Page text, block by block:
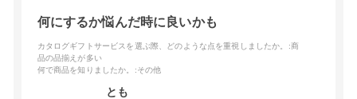
何にするか悩んだ時に良いかも
カタログギフトサービスを選ぶ際、どのような点を重視しましたか。
:商
品の品揃えが多い
何で商品を知りましたか。
:その他
とも